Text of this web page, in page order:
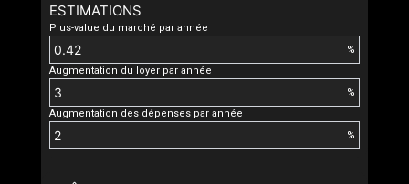
ESTIMATIONS
Plus-value du marché par année
%
Augmentation du loyer par année
%
Augmentation des dépenses par année
%